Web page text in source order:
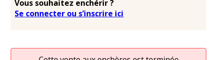
Vous souhaitez enchérir ?
Se connecter ou s’inscrire ici